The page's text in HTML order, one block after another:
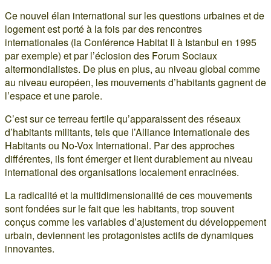
Ce nouvel élan international sur les questions urbaines et de
logement est porté à la fois par des rencontres
internationales (la Conférence Habitat II à Istanbul en 1995
par exemple) et par l’éclosion des Forum Sociaux
altermondialistes. De plus en plus, au niveau global comme
au niveau européen, les mouvements d’habitants gagnent de
l’espace et une parole.
C’est sur ce terreau fertile qu’apparaissent des réseaux
d’habitants militants, tels que l’Alliance Internationale des
Habitants ou No-Vox International. Par des approches
différentes, ils font émerger et lient durablement au niveau
international des organisations localement enracinées.
La radicalité et la multidimensionalité de ces mouvements
sont fondées sur le fait que les habitants, trop souvent
conçus comme les variables d’ajustement du développement
urbain, deviennent les protagonistes actifs de dynamiques
innovantes.